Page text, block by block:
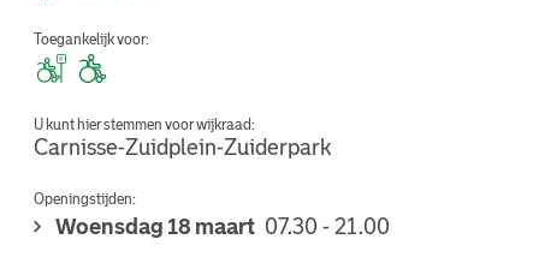
Toegankelijk voor:
U kunt hier stemmen voor wijkraad:
Carnisse-Zuidplein-Zuiderpark
Openingstijden:
Woensdag 18 maart 07.30 - 21.00